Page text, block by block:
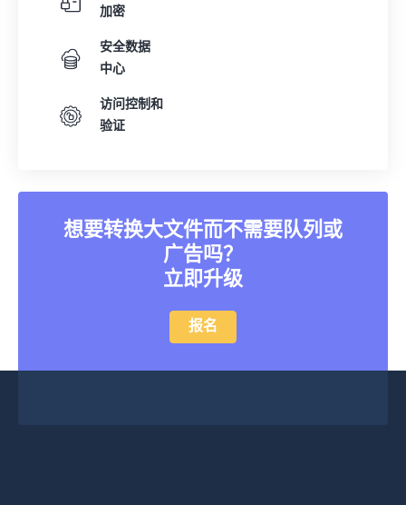
加密
安全数据
中心
访问控制和
验证
想要转换大文件而不需要队列或
广告吗？
立即升级
报名